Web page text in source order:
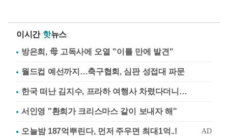
이시간 핫뉴스
방은희, 母 고독사에 오열 "이틀 만에 발견"
월드컵 예선까지…축구협회, 심판 성접대 파문
한국 떠난 김지수, 프라하 여행사 차렸다더니…
서인영 "환희가 크리스마스 같이 보내자 해"